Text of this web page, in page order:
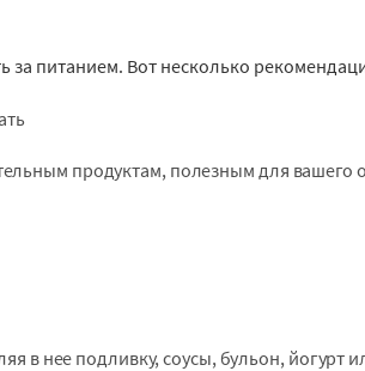
за питанием. Вот несколько
продуктам, полезным для вашего
в нее подливку, соусы, бульон, йогурт